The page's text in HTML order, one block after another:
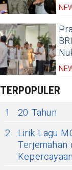
TERPOPULER
1
20 Tahun
2
Lirik Lagu
Terjemahan